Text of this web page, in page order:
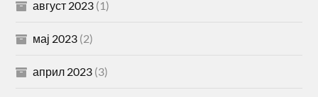
август 2023 (1)
мај 2023 (2)
април 2023 (3)